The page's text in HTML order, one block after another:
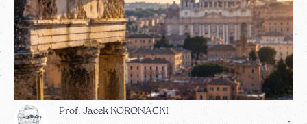
Prof. Jacek KORONACKI